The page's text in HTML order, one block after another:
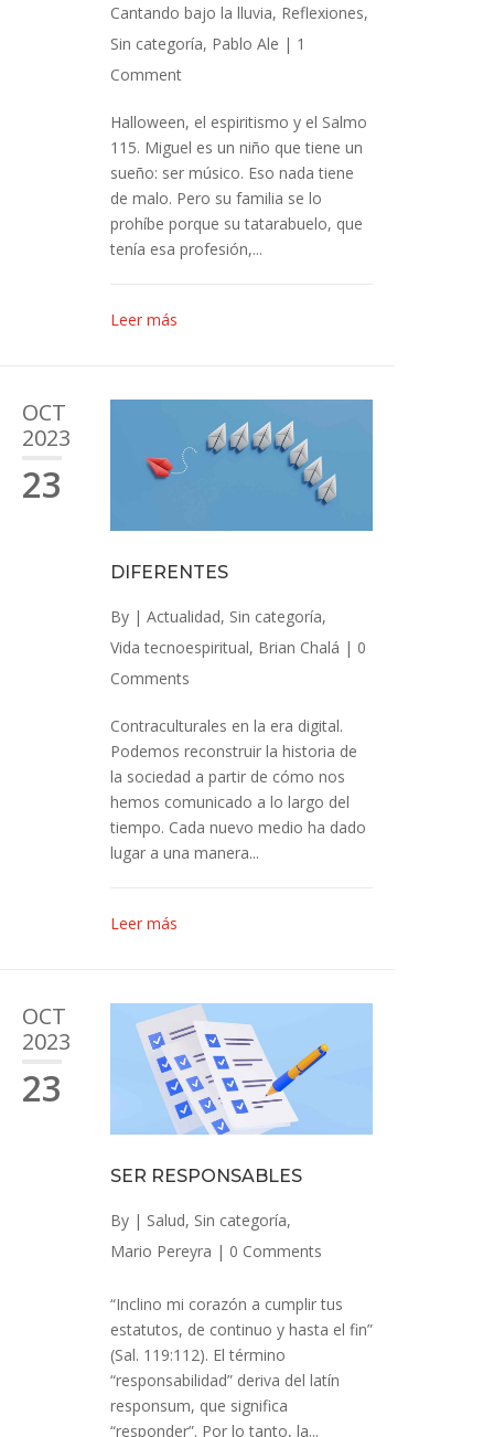
Cantando bajo la lluvia, Reflexiones,
Sin categoría, Pablo Ale | 1
Comment
Halloween, el espiritismo y el Salmo
115. Miguel es un niño que tiene un
sueño: ser músico. Eso nada tiene
de malo. Pero su familia se lo
prohíbe porque su tatarabuelo, que
tenía esa profesión,...
Leer más
OCT
2023
23
DIFERENTES
By | Actualidad, Sin categoría,
Vida tecnoespiritual, Brian Chalá | 0
Comments
Contraculturales en la era digital.
Podemos reconstruir la historia de
la sociedad a partir de cómo nos
hemos comunicado a lo largo del
tiempo. Cada nuevo medio ha dado
lugar a una manera...
Leer más
OCT
2023
23
SER RESPONSABLES
By | Salud, Sin categoría,
Mario Pereyra | 0 Comments
“Inclino mi corazón a cumplir tus
estatutos, de continuo y hasta el fin”
(Sal. 119:112). El término
“responsabilidad” deriva del latín
responsum, que significa
“responder”. Por lo tanto, la...